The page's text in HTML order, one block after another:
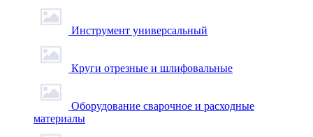
Инструмент универсальный
Круги отрезные и шлифовальные
Оборудование сварочное и расходные
материалы